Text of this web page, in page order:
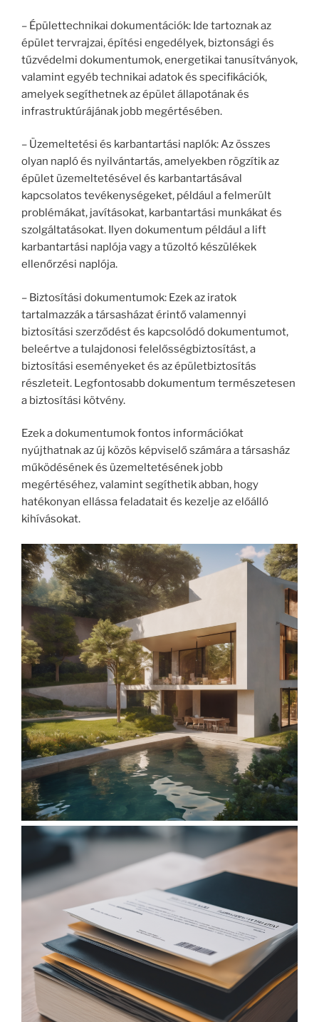
– Épülettechnikai dokumentációk: Ide tartoznak az
épület tervrajzai, építési engedélyek, biztonsági és
tűzvédelmi dokumentumok, energetikai tanusítványok,
valamint egyéb technikai adatok és specifikációk,
amelyek segíthetnek az épület állapotának és
infrastruktúrájának jobb megértésében.
– Üzemeltetési és karbantartási naplók: Az összes
olyan napló és nyilvántartás, amelyekben rögzítik az
épület üzemeltetésével és karbantartásával
kapcsolatos tevékenységeket, például a felmerült
problémákat, javításokat, karbantartási munkákat és
szolgáltatásokat. Ilyen dokumentum például a lift
karbantartási naplója vagy a tűzoltó készülékek
ellenőrzési naplója.
– Biztosítási dokumentumok: Ezek az iratok
tartalmazzák a társasházat érintő valamennyi
biztosítási szerződést és kapcsolódó dokumentumot,
beleértve a tulajdonosi felelősségbiztosítást, a
biztosítási eseményeket és az épületbiztosítás
részleteit. Legfontosabb dokumentum természetesen
a biztosítási kötvény.
Ezek a dokumentumok fontos információkat
nyújthatnak az új közös képviselő számára a társasház
működésének és üzemeltetésének jobb
megértéséhez, valamint segíthetik abban, hogy
hatékonyan ellássa feladatait és kezelje az előálló
kihívásokat.